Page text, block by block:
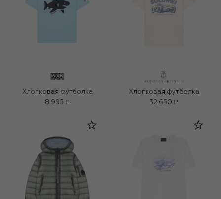
Хлопковая футболка
8 995 ₽
Хлопковая футболка
32 650 ₽